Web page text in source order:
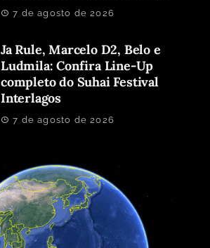
7 de agosto de 2026
Ja Rule, Marcelo D2, Belo e
Ludmila: Confira Line-Up
completo do Suhai Festival
Interlagos
7 de agosto de 2026